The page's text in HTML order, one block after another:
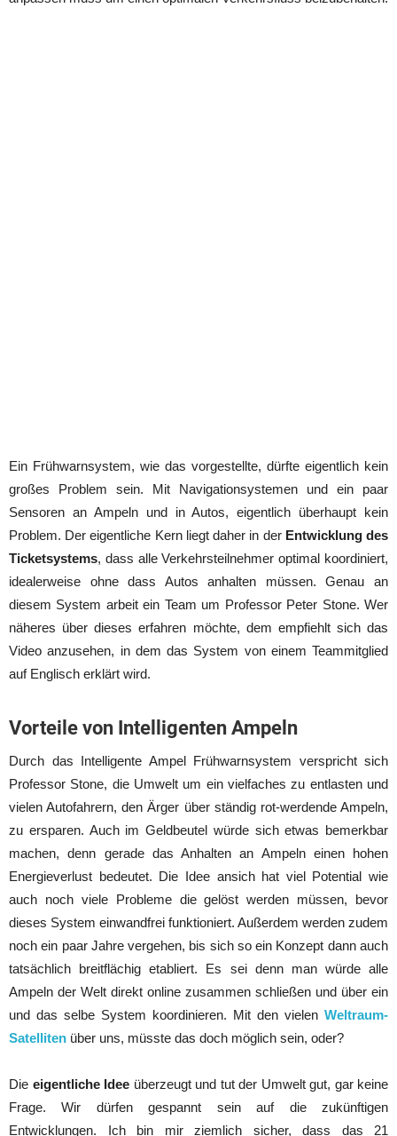
Ein Frühwarnsystem, wie das vorgestellte, dürfte eigentlich kein
großes Problem sein. Mit Navigationsystemen und ein paar
Sensoren an Ampeln und in Autos, eigentlich überhaupt kein
Problem. Der eigentliche Kern liegt daher in der Entwicklung des
Ticketsystems, dass alle Verkehrsteilnehmer optimal koordiniert,
idealerweise ohne dass Autos anhalten müssen. Genau an
diesem System arbeit ein Team um Professor Peter Stone. Wer
näheres über dieses erfahren möchte, dem empfiehlt sich das
Video anzusehen, in dem das System von einem Teammitglied
auf Englisch erklärt wird.
Vorteile von Intelligenten Ampeln
Durch das Intelligente Ampel Frühwarnsystem verspricht sich
Professor Stone, die Umwelt um ein vielfaches zu entlasten und
vielen Autofahrern, den Ärger über ständig rot-werdende Ampeln,
zu ersparen. Auch im Geldbeutel würde sich etwas bemerkbar
machen, denn gerade das Anhalten an Ampeln einen hohen
Energieverlust bedeutet. Die Idee ansich hat viel Potential wie
auch noch viele Probleme die gelöst werden müssen, bevor
dieses System einwandfrei funktioniert. Außerdem werden zudem
noch ein paar Jahre vergehen, bis sich so ein Konzept dann auch
tatsächlich breitflächig etabliert. Es sei denn man würde alle
Ampeln der Welt direkt online zusammen schließen und über ein
und das selbe System koordinieren. Mit den vielen Weltraum-
Satelliten über uns, müsste das doch möglich sein, oder?
Die eigentliche Idee überzeugt und tut der Umwelt gut, gar keine
Frage. Wir dürfen gespannt sein auf die zukünftigen
Entwicklungen. Ich bin mir ziemlich sicher, dass das 21